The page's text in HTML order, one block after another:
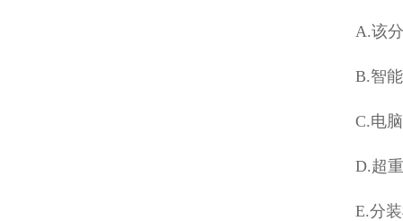
A.该
B.智
C.电
D.超
E.分